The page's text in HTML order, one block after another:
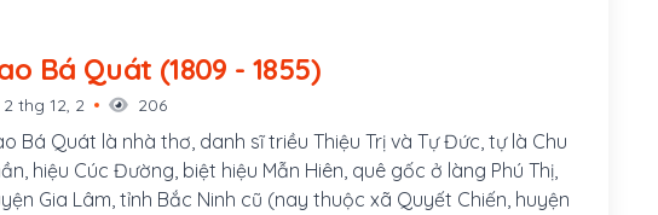
Cao Bá Quát (1809 - 1855)
2 thg 12, 2 206
Bá Quát là nhà thơ, danh sĩ triều Thiệu Trị và Tự Đức, tự là Chu
hiệu Cúc Đường, biệt hiệu Mẫn Hiên, quê gốc ở làng Phú Thị,
Gia Lâm, tỉnh Bắc Ninh cũ (nay thuộc xã Quyết Chiến, huyện